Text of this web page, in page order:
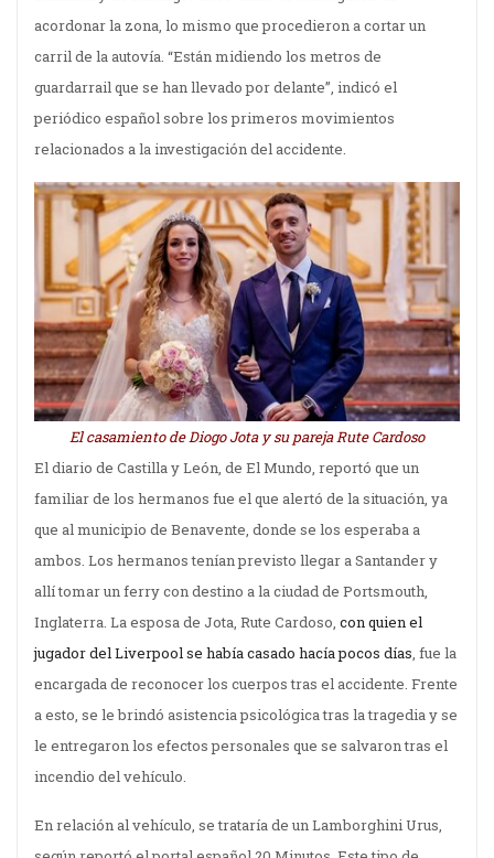
acordonar la zona, lo mismo que procedieron a cortar un
carril de la autovía. “Están midiendo los metros de
guardarrail que se han llevado por delante”, indicó el
periódico español sobre los primeros movimientos
relacionados a la investigación del accidente.
El casamiento de Diogo Jota y su pareja Rute Cardoso
El diario de Castilla y León, de El Mundo, reportó que un
familiar de los hermanos fue el que alertó de la situación, ya
que al municipio de Benavente, donde se los esperaba a
ambos. Los hermanos tenían previsto llegar a Santander y
allí tomar un ferry con destino a la ciudad de Portsmouth,
Inglaterra. La esposa de Jota, Rute Cardoso, con quien el
jugador del Liverpool se había casado hacía pocos días, fue la
encargada de reconocer los cuerpos tras el accidente. Frente
a esto, se le brindó asistencia psicológica tras la tragedia y se
le entregaron los efectos personales que se salvaron tras el
incendio del vehículo.
En relación al vehículo, se trataría de un Lamborghini Urus,